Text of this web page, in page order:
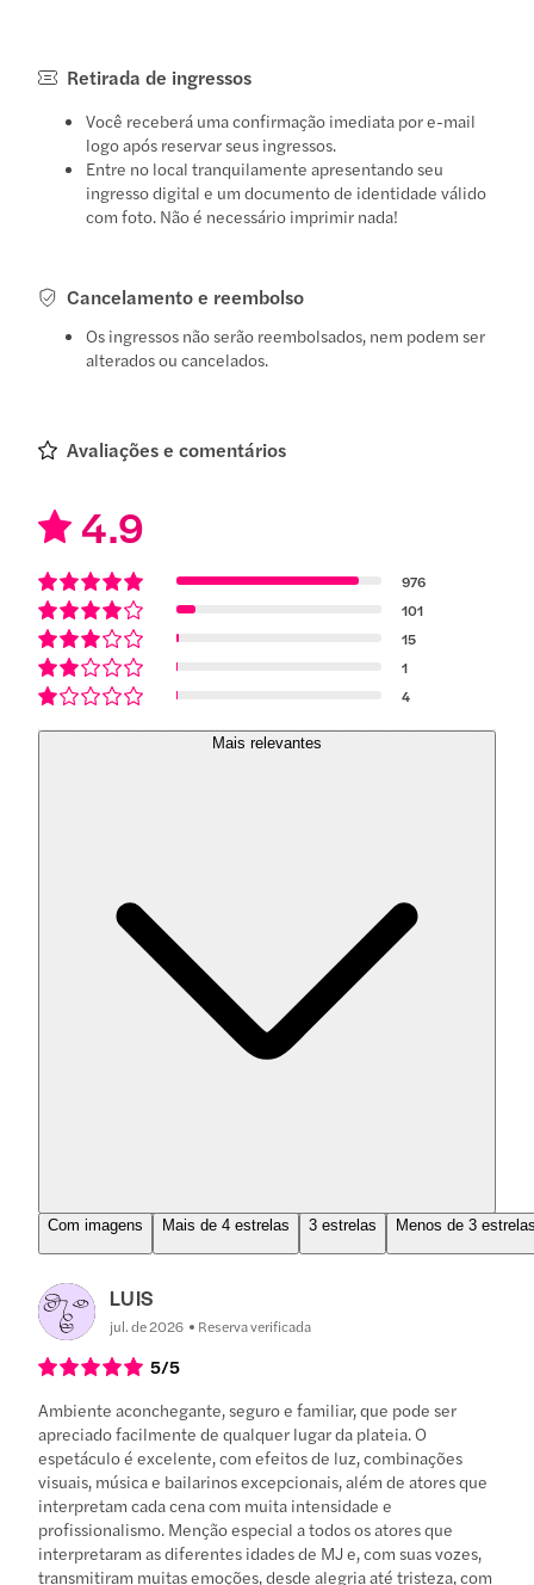
Retirada de ingressos
Você receberá uma confirmação imediata por e-mail
logo após reservar seus ingressos.
Entre no local tranquilamente apresentando seu
ingresso digital e um documento de identidade válido
com foto. Não é necessário imprimir nada!
Cancelamento e reembolso
Os ingressos não serão reembolsados, nem podem ser
alterados ou cancelados.
Avaliações e comentários
4.9
976
101
15
1
4
Mais relevantes
Com imagens Mais de 4 estrelas 3 estrelas Menos de 3
LUIS
jul. de 2026 Reserva verificada
5/5
Ambiente aconchegante, seguro e familiar, que pode ser
apreciado facilmente de qualquer lugar da plateia. O
espetáculo é excelente, com efeitos de luz, combinações
visuais, música e bailarinos excepcionais, além de atores que
interpretam cada cena com muita intensidade e
profissionalismo. Menção especial a todos os atores que
interpretaram as diferentes idades de MJ e, com suas vozes,
transmitiram muitas emoções, desde alegria até tristeza, com